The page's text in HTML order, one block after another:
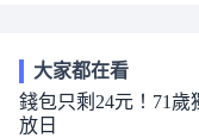
大家都在看
錢包只剩24元！71
放日